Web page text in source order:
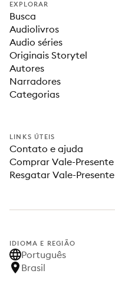
EXPLORAR
Busca
Audiolivros
Audio séries
Originais Storytel
Autores
Narradores
Categorias
LINKS ÚTEIS
Contato e ajuda
Comprar Vale-Presente
Resgatar Vale-Presente
IDIOMA E REGIÃO
Português
Brasil